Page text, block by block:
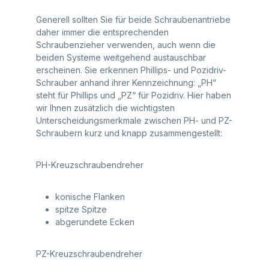
Generell sollten Sie für beide Schraubenantriebe
daher immer die entsprechenden
Schraubenzieher verwenden, auch wenn die
beiden Systeme weitgehend austauschbar
erscheinen. Sie erkennen Phillips- und Pozidriv-
Schrauber anhand ihrer Kennzeichnung: „PH“
steht für Phillips und „PZ“ für Pozidriv. Hier haben
wir Ihnen zusätzlich die wichtigsten
Unterscheidungsmerkmale zwischen PH- und PZ-
Schraubern kurz und knapp zusammengestellt:
PH-Kreuzschraubendreher
konische Flanken
spitze Spitze
abgerundete Ecken
PZ-Kreuzschraubendreher